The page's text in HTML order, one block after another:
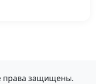
права защищены.